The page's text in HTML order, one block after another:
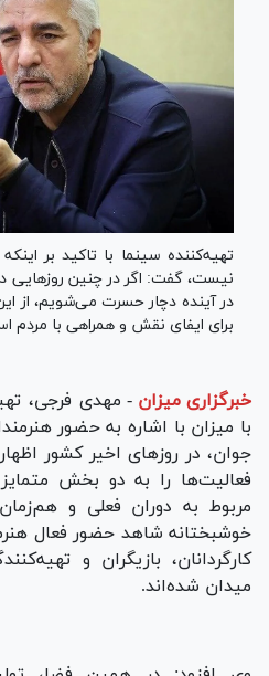
تهیه‌کننده سینما با تاکید بر
نیست، گفت: اگر در چنین روزهایی
در آینده دچار حسرت می‌شویم، از
برای ایفای نقش و همراهی با مردم
خبرگزاری میزان - مهدی فرجی،
با میزان با اشاره به حضور
جوان، در روزهای اخیر کشور
فعالیت‌ها را به دو بخش
مربوط به دوران فعلی و
خوشبختانه شاهد حضور فعال
کارگردانان، بازیگران و
میدان شده‌اند.